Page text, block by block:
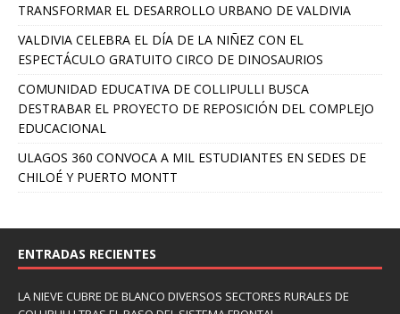
TRANSFORMAR EL DESARROLLO URBANO DE VALDIVIA
VALDIVIA CELEBRA EL DÍA DE LA NIÑEZ CON EL
ESPECTÁCULO GRATUITO CIRCO DE DINOSAURIOS
COMUNIDAD EDUCATIVA DE COLLIPULLI BUSCA
DESTRABAR EL PROYECTO DE REPOSICIÓN DEL COMPLEJO
EDUCACIONAL
ULAGOS 360 CONVOCA A MIL ESTUDIANTES EN SEDES DE
CHILOÉ Y PUERTO MONTT
ENTRADAS RECIENTES
LA NIEVE CUBRE DE BLANCO DIVERSOS SECTORES RURALES DE